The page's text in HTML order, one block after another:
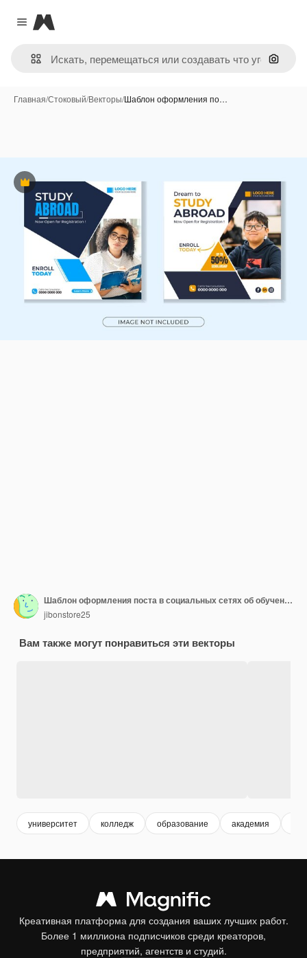
Close menu
Magnific
Поиск
Главная/Стоковый/Векторы/Шаблон оформления по…
Премиум
Шаблон оформления поста в социальных сетях об обучении за границей
jibonstore25
Вам также могут понравиться эти векторы
университет колледж образование академия
Креативная платформа для создания ваших лучших работ.
Более 1 миллиона подписчиков среди креаторов,
предприятий, агентств и студий.